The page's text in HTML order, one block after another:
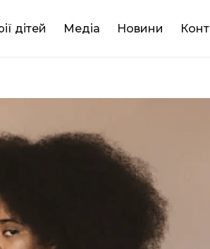
дітей Медіа Новини
DONATE